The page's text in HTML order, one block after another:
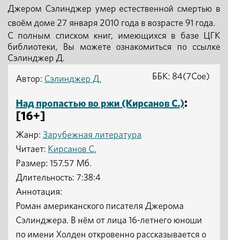
Джером Сэлинджер умер естественной смертью в
своём доме 27 января 2010 года в возрасте 91 года.
С полным списком книг, имеющихся в базе ЦГК
библиотеки, Вы можете ознакомиться по ссылке
Сэлинджер Д.
Автор: Сэлинджер Д.
Над пропастью во ржи (Кирсанов С.):
[16+]
Жанр: Зарубежная литература
Читает: Кирсанов С.
ББК: 84(7Сое)
Размер: 157.57 Мб.
Длительность: 7:38:4
Аннотация:
Роман американского писателя Джерома
Сэлинджера. В нём от лица 16-летнего юноши
по имени Холден откровенно рассказывается о